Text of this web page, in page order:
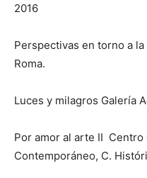
2016
Perspectivas en torno a
Roma.
Luces y milagros Galería
Por amor al arte II
Contemporáneo, C.